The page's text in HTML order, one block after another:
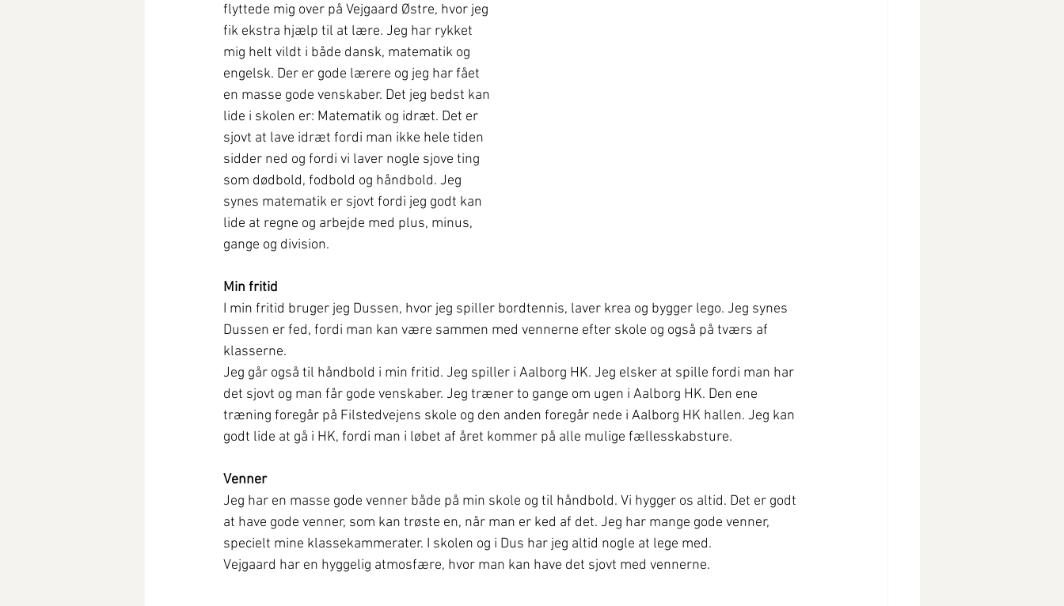
flyttede mig over på Vejgaard Østre, hvor jeg
fik ekstra hjælp til at lære. Jeg har rykket
mig helt vildt i både dansk, matematik og
engelsk. Der er gode lærere og jeg har fået
en masse gode venskaber. Det jeg bedst kan
lide i skolen er: Matematik og idræt. Det er
sjovt at lave idræt fordi man ikke hele tiden
sidder ned og fordi vi laver nogle sjove ting
som dødbold, fodbold og håndbold. Jeg
synes matematik er sjovt fordi jeg godt kan
lide at regne og arbejde med plus, minus,
gange og division.
Min fritid
I min fritid bruger jeg Dussen, hvor jeg spiller bordtennis, laver krea og bygger lego. Jeg synes
Dussen er fed, fordi man kan være sammen med vennerne efter skole og også på tværs af
klasserne.
Jeg går også til håndbold i min fritid. Jeg spiller i Aalborg HK. Jeg elsker at spille fordi man har
det sjovt og man får gode venskaber. Jeg træner to gange om ugen i Aalborg HK. Den ene
træning foregår på Filstedvejens skole og den anden foregår nede i Aalborg HK hallen. Jeg kan
godt lide at gå i HK, fordi man i løbet af året kommer på alle mulige fællesskabsture.
Venner
Jeg har en masse gode venner både på min skole og til håndbold. Vi hygger os altid. Det er godt
at have gode venner, som kan trøste en, når man er ked af det. Jeg har mange gode venner,
specielt mine klassekammerater. I skolen og i Dus har jeg altid nogle at lege med.
Vejgaard har en hyggelig atmosfære, hvor man kan have det sjovt med vennerne.